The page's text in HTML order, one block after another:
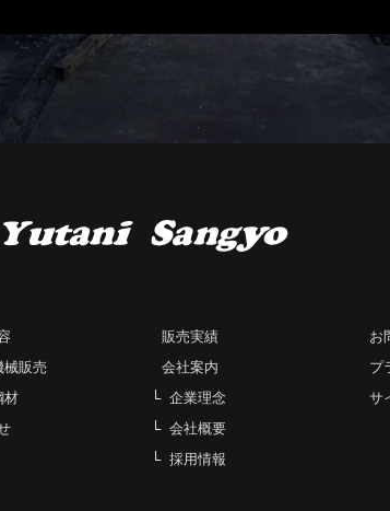
械販売
材
販売実績
会社案内
企業理念
会社概要
採用情報
お
プ
サ